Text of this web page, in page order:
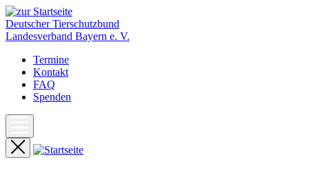
Deutscher Tierschutzbund
Landesverband Bayern e. V.
Termine
Kontakt
FAQ
Spenden